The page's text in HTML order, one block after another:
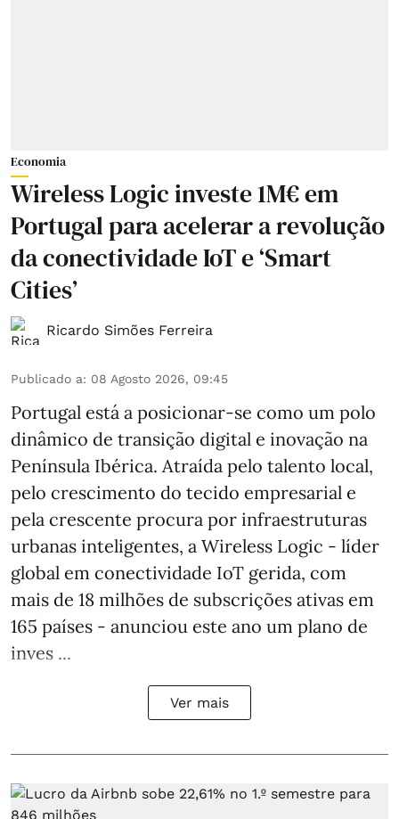
Economia
Wireless Logic investe 1M€ em
Portugal para acelerar a revolução
da conectividade IoT e ‘Smart
Cities’
Ricardo Simões Ferreira
Publicado a: 08 Agosto 2026, 09:45
Portugal está a posicionar-se como um polo
dinâmico de transição digital e inovação na
Península Ibérica. Atraída pelo talento local,
pelo crescimento do tecido empresarial e
pela crescente procura por infraestruturas
urbanas inteligentes, a Wireless Logic - líder
global em conectividade IoT gerida, com
mais de 18 milhões de subscrições ativas em
165 países - anunciou este ano um plano de
inves ...
Ver mais